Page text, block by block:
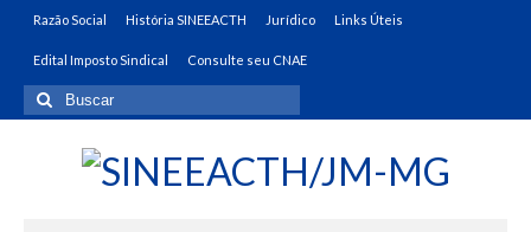
Razão Social História SINEEACTH Jurídico Links Úteis
Edital Imposto Sindical Consulte seu CNAE